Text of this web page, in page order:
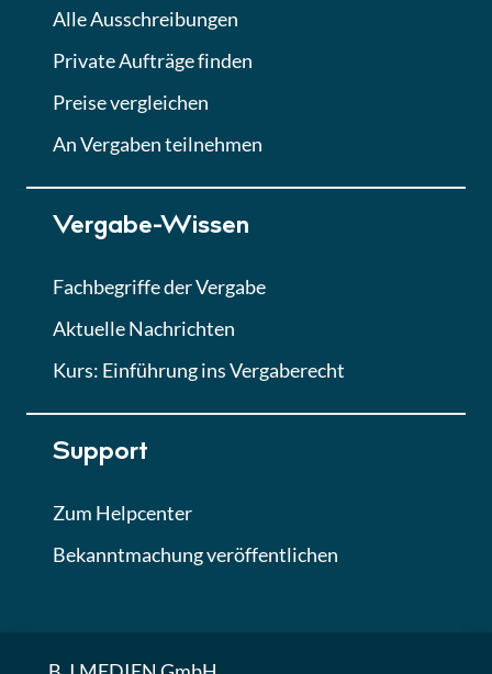
Lektion 6
Abgabe von Angeboten
Lektion
Lektion 7
Finales Quiz
Alle Ausschreibungen
Private Aufträge finden
Preise vergleichen
An Vergaben teilnehmen
Vergabe-Wissen
Fachbegriffe der Vergabe
Aktuelle Nachrichten
Kurs: Einführung ins Vergaberecht
Support
Zum Helpcenter
Bekanntmachung veröffentlichen